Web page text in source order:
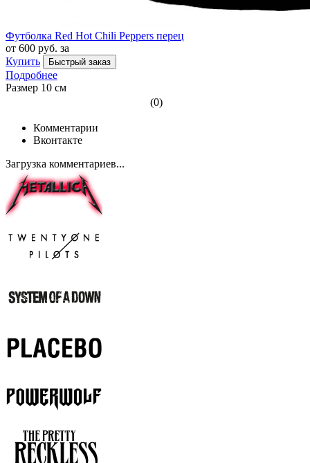
Футболка Red Hot Chili Peppers перец
от 600 руб. за
Купить
Быстрый заказ
Подробнее
Размер 10 см
(0)
Комментарии
Вконтакте
Загрузка комментариев...